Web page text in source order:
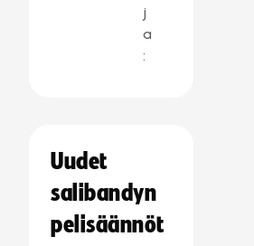
j
a
:
Uudet
salibandyn
pelisäännöt